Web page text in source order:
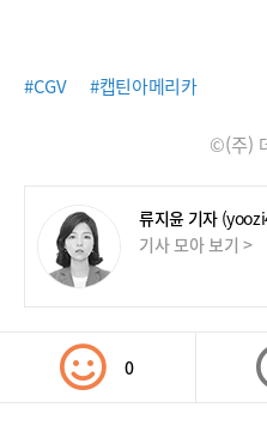
#CGV #캡틴아메리카
©(주)
류지윤 기자
기사 모아 보기 >
0